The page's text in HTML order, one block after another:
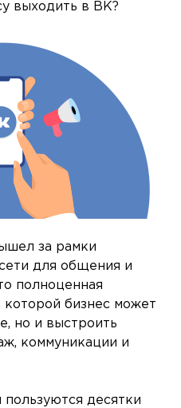
выходить в ВК?
за рамки
для общения и
полноценная
которой бизнес может
но и выстроить
коммуникации и
десятки